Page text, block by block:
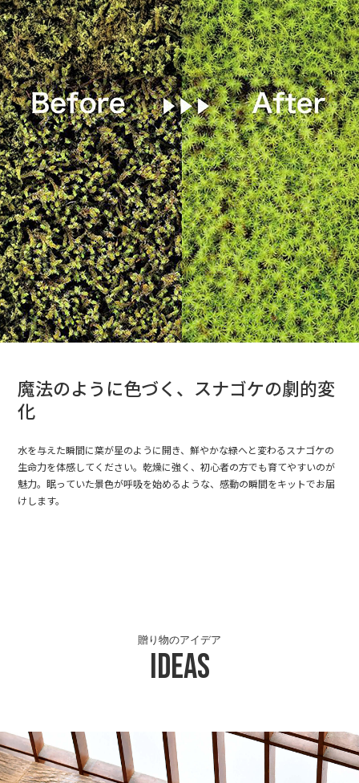
魔法のように色づく、スナゴケの劇的変
化
水を与えた瞬間に葉が星のように開き、鮮やかな緑へと変わるスナゴケの
生命力を体感してください。乾燥に強く、初心者の方でも育てやすいのが
魅力。眠っていた景色が呼吸を始めるような、感動の瞬間をキットでお届
けします。
Ideas
贈り物のアイデア